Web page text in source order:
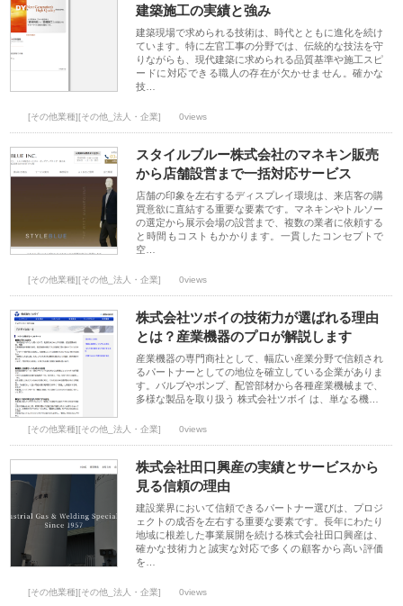
建築施工の実績と強み
建築現場で求められる技術は、時代とともに進化を続け
ています。特に左官工事の分野では、伝統的な技法を守
りながらも、現代建築に求められる品質基準や施工スピ
ードに対応できる職人の存在が欠かせません。確かな
技…
[その他業種][その他_法人・企業] 0views
スタイルブルー株式会社のマネキン販売
から店舗設営まで一括対応サービス
店舗の印象を左右するディスプレイ環境は、来店客の購
買意欲に直結する重要な要素です。マネキンやトルソー
の選定から展示会場の設営まで、複数の業者に依頼する
と時間もコストもかかります。一貫したコンセプトで
空…
[その他業種][その他_法人・企業] 0views
株式会社ツボイの技術力が選ばれる理由
とは？産業機器のプロが解説します
産業機器の専門商社として、幅広い産業分野で信頼され
るパートナーとしての地位を確立している企業がありま
す。バルブやポンプ、配管部材から各種産業機械まで、
多様な製品を取り扱う 株式会社ツボイ は、単なる機…
[その他業種][その他_法人・企業] 0views
株式会社田口興産の実績とサービスから
見る信頼の理由
建設業界において信頼できるパートナー選びは、プロジ
ェクトの成否を左右する重要な要素です。長年にわたり
地域に根差した事業展開を続ける株式会社田口興産は、
確かな技術力と誠実な対応で多くの顧客から高い評価
を…
[その他業種][その他_法人・企業] 0views